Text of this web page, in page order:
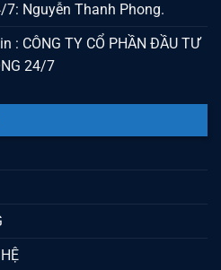
7: Nguyễn Thanh Phong.
: CÔNG TY CỔ PHẦN ĐẦU TƯ
24/7